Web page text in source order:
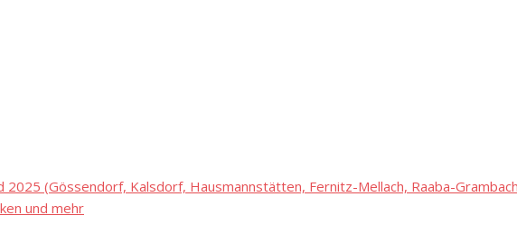
(Gössendorf, Kalsdorf, Hausmannstätten, Fernitz-Mellach, Raaba-
und mehr